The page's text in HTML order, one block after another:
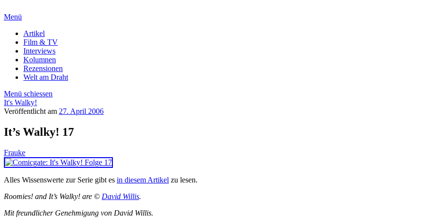
Menü
Artikel
Film & TV
Interviews
Kolumnen
Rezensionen
Welt am Draht
Menü schiessen
It's Walky!
Veröffentlicht am 27. April 2006
It’s Walky! 17
Frauke
Alles Wissenswerte zur Serie gibt es in diesem Artikel zu lesen.
Roomies! and It’s Walky! are © David Willis.
Mit freundlicher Genehmigung von David Willis.